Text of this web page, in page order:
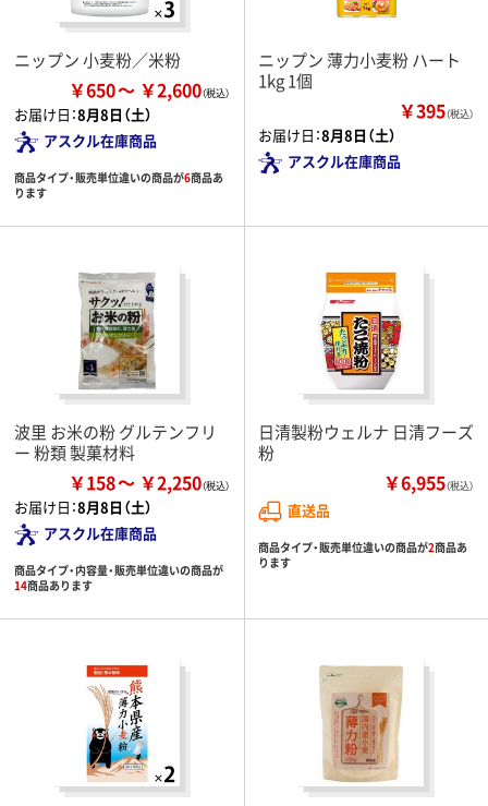
ニップン 小麦粉／米粉
￥650 ￥2,600
お届け日：8月8日（土）
アスクル在庫商品
商品タイプ・販売単位違いの商品が6商品あ
ります
ニップン 薄力小麦粉 ハート
1kg 1個
￥395（税込）
お届け日：8月8日（土）
アスクル在庫商品
波里 お米の粉 グルテンフリ
ー 粉類 製菓材料
￥158 ￥2,250
お届け日：8月8日（土）
アスクル在庫商品
商品タイプ・内容量・販売単位違いの商品が
14商品あります
日清製粉ウェルナ 日清フーズ
粉
￥6,955（税込）
直送品
商品タイプ・販売単位違いの商品が2商品あ
ります